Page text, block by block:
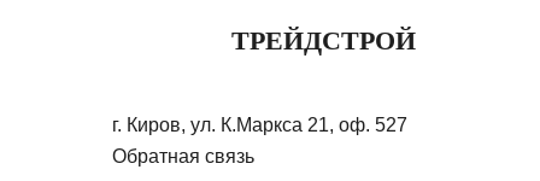
ТРЕЙДСТРОЙ
г. Киров, ул. К.Маркса 21, оф. 527
Обратная связь